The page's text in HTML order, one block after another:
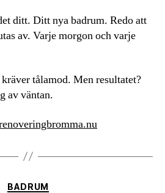
ditt. Ditt nya badrum. Redo att
av. Varje morgon och varje
tålamod. Men resultatet?
av väntan.
Kategorier
BADRUM